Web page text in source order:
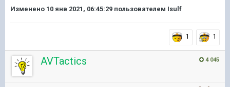
Изменено 10 янв 2021, 06:45:29 пользователем Isulf
1 1
4 045
AVTactics